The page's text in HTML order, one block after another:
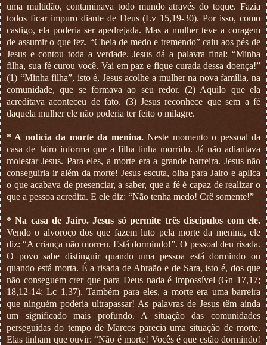
uma multidão, contaminava todo mundo através do toque. Fazia
todos ficar impuro diante de Deus (Lv 15,19-30). Por isso, como
castigo, ela poderia ser apedrejada. Mas a mulher teve a coragem
de assumir o que fez. “Cheia de medo e tremendo” caiu aos pés de
Jesus e contou toda a verdade. Jesus dá a palavra final: “Minha
filha, sua fé curou você. Vai em paz e fique curada dessa doença!”
(1) “Minha filha”, isto é, Jesus acolhe a mulher na nova família, na
comunidade, que se formava ao seu redor. (2) Aquilo que ela
acreditava aconteceu de fato. (3) Jesus reconhece que sem a fé
daquela mulher ele não poderia ter feito o milagre.
* A notícia da morte da menina.Neste momento o pessoal da
casa de Jairo informa que a filha tinha morrido. Já não adiantava
molestar Jesus. Para eles, a morte era a grande barreira. Jesus não
conseguiria ir além da morte! Jesus escuta, olha para Jairo e aplica
o que acabava de presenciar, a saber, que a fé é capaz de realizar o
que a pessoa acredita. E ele diz: “Não tenha medo! Crê somente!”
* Na casa de Jairo. Jesus só permite três discípulos com ele.
Vendo o alvoroço dos que fazem luto pela morte da menina, ele
diz: “A criança não morreu. Está dormindo!”. O pessoal deu risada.
O povo sabe distinguir quando uma pessoa está dormindo ou
quando está morta. É a risada de Abraão e de Sara, isto é, dos que
não conseguem crer que para Deus nada é impossível (Gn 17,17;
18,12-14; Lc 1,37). Também para eles, a morte era uma barreira
que ninguém poderia ultrapassar! As palavras de Jesus têm ainda
um significado mais profundo. A situação das comunidades
perseguidas do tempo de Marcos parecia uma situação de morte.
Elas tinham que ouvir: “Não é morte! Vocês é que estão dormindo!